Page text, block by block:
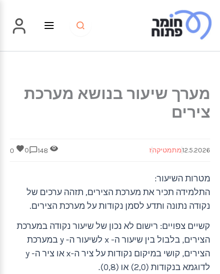
לתוכן
מערך שיעור בנושא מערכת
צירים
12.5.2026מתמטיקהז 0
מטרות השיעור:
התלמידה תכיר את מערכת הצירים, תזהה ערכים של
נקודה נתונה ותדע לסמן נקודות על מערכת הצירים.
קשיים צפויים: רישום לא נכון של שיעור נקודה במערכת
הצירים, בלבול בין שיעור ה- x לשיעור ה- y במערכת
הצירים, קושי במיקום נקודות על ציר ה-x או ציר ה- y
לדוגמא בנקודות (2,0) או (0,8).